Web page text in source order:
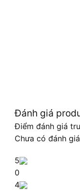
Đánh giá
Điểm đánh giá
Chưa có đánh giá
5
0
4